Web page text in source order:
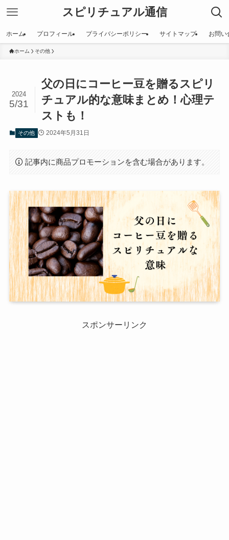
スピリチュアル通信
ホーム プロフィール プライバシーポリシー サイトマップ お問い
ホーム その他
父の日にコーヒー豆を贈るスピリ
チュアル的な意味まとめ！心理テ
ストも！
2024
5/31
その他 2024年5月31日
記事内に商品プロモーションを含む場合があります。
スポンサーリンク